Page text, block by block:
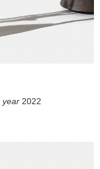
year 2022